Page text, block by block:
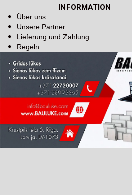
INFORMATION
Über uns
Unsere Partner
Lieferung und Zahlung
Regeln